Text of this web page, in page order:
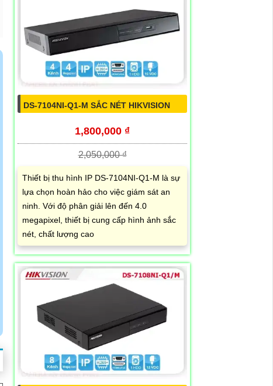
DS-7104NI-Q1-M SẮC NÉT HIKVISION
1,800,000 ₫
2,050,000 ₫
Thiết bị thu hình IP DS-7104NI-Q1-M là sự
lựa chọn hoàn hảo cho việc giám sát an
ninh. Với độ phân giải lên đến 4.0
megapixel, thiết bị cung cấp hình ảnh sắc
nét, chất lượng cao